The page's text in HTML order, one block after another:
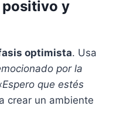
positivo y
optimista. Usa
por la
que estés
crear un ambiente